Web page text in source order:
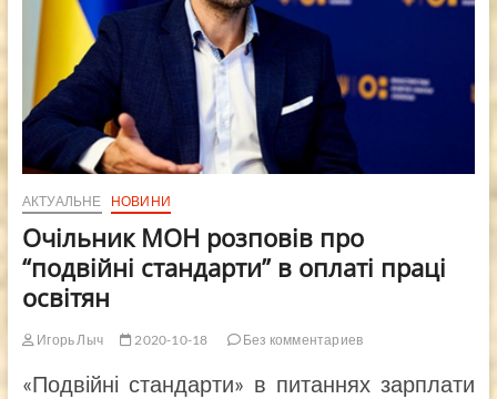
АКТУАЛЬНЕ НОВИНИ
Очільник МОН розповів про
“подвійні стандарти” в оплаті праці
освітян
Игорь Лыч 2020-10-18 Без комментариев
«Подвійні стандарти» в питаннях зарплати